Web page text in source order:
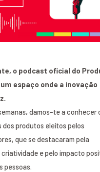
o podcast oficial do
espaço onde a inovação
damos-te a conhecer
dos produtos eleitos pelos
que se destacaram pela
e pelo impacto
pessoas.